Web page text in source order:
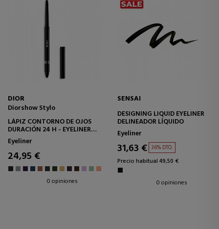
DIOR
Diorshow Stylo
LÁPIZ CONTORNO DE OJOS
DURACIÓN 24 H - EYELINER
WATERPROOF - COLOR
INTENSO - TEXTURA
CREMOSA Y APLICACIÓN
IDEAL
Eyeliner
24,95 €
0 opiniones
SENSAI
DESIGNING LIQUID EYELINER
DELINEADOR LÍQUIDO
Eyeliner
31,63 € 36% DTO.
Precio habitual 49,50 €
0 opiniones